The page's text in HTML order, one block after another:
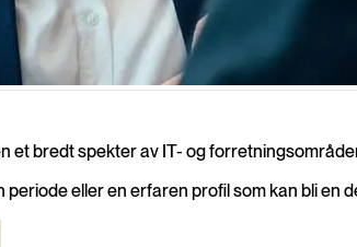
Vi hjelper dere med å finne riktig profil,
bredt spekter av IT- og
eller en erfaren profil som kan bli en